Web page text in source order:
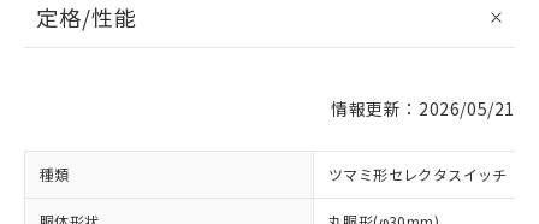
定格/性能
情報更新：2026/05/21
種類 ツマミ形セレクタスイッチ